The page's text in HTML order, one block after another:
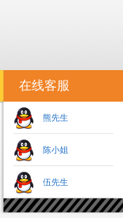
在线客服
熊先生
陈小姐
伍先生